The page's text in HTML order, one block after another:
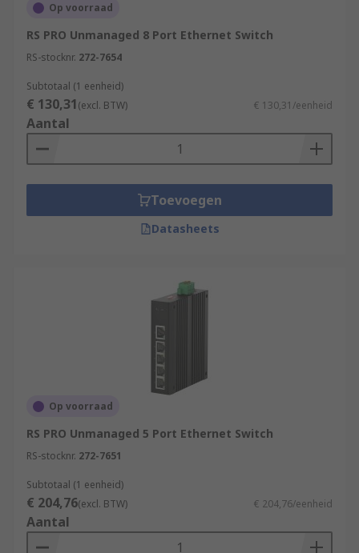
Op voorraad
RS PRO Unmanaged 8 Port Ethernet Switch
RS-stocknr. 272-7654
Subtotaal (1 eenheid)
€ 130,31(excl. BTW) € 130,31/eenheid
Aantal
Toevoegen
Datasheets
Op voorraad
RS PRO Unmanaged 5 Port Ethernet Switch
RS-stocknr. 272-7651
Subtotaal (1 eenheid)
€ 204,76(excl. BTW) € 204,76/eenheid
Aantal